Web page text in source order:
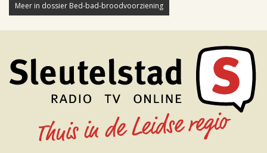
Meer in dossier Bed-bad-broodvoorziening